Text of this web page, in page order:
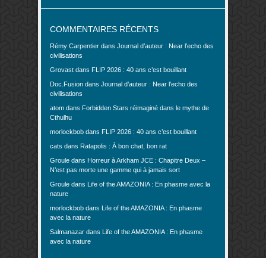
COMMENTAIRES RÉCENTS
Rémy Carpentier dans Journal d’auteur : Near l’echo des
civilisations
Grovast dans FLIP 2026 : 40 ans c’est bouillant
Doc.Fusion dans Journal d’auteur : Near l’echo des
civilisations
atom dans Forbidden Stars réimaginé dans le mythe de
Cthulhu
morlockbob dans FLIP 2026 : 40 ans c’est bouillant
cats dans Ratapolis : À bon chat, bon rat
Groule dans Horreur à Arkham JCE : Chapitre Deux –
N’est pas morte une gamme qui à jamais sort
Groule dans Life of the AMAZONIA : En phasme avec la
nature
morlockbob dans Life of the AMAZONIA : En phasme
avec la nature
Salmanazar dans Life of the AMAZONIA : En phasme
avec la nature